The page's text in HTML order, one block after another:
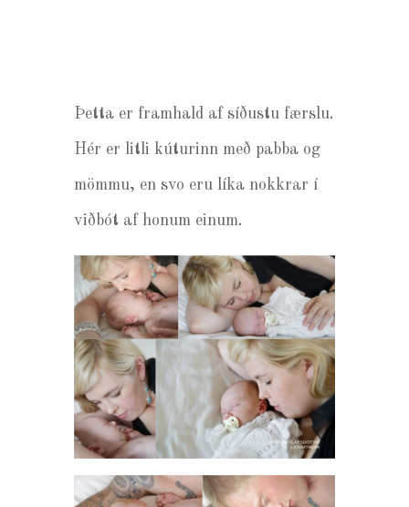
Þetta er framhald af síðustu færslu.
Hér er litli kúturinn með pabba og
mömmu, en svo eru líka nokkrar í
viðbót af honum einum.